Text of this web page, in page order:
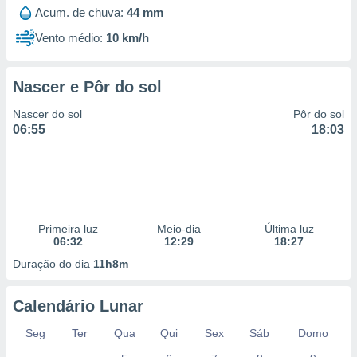
utilizar
criar
ou
fontes,
e melhorar
dados
Acum. de chuva: 44 mm
Vento médio: 10 km/h
Nascer e Pôr do sol
Nascer do sol
06:55
Pôr do sol
18:03
Primeira luz
06:32
Meio-dia
12:29
Última luz
18:27
Duração do dia 11h8m
Calendário Lunar
Seg Ter Qua Qui Sex Sáb
Domo